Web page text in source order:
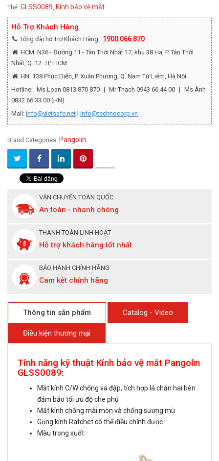
Thẻ: GLSS0089, Kính bảo vệ mắt
Hỗ Trợ Khách Hàng
Tổng đài hỗ Trợ Khách Hàng : 1900 066 870
HCM: N36 - Đường 11 - Tân Thới Nhất 17, khu 38 Ha, P. Tân Thới
Nhất, Q. 12. TP. HCM
HN: 138 Phúc Diễn, P. Xuân Phương, Q. Nam Từ Liêm, Hà Nội
Hotline: Ms Loan 0813 870 870 | Mr Thạch 0943 66 44 00 | Ms Ánh
0832 66 33 00 (HN)
Mail: info@vietsafe.net | info@technocorp.vn
Brand Categories: Pangolin
VẬN CHUYỂN TOÀN QUỐC
An toàn - nhanh chóng
THANH TOÁN LINH HOẠT
Hỗ trợ khách hàng tốt nhất
BẢO HÀNH CHÍNH HÃNG
Cam kết chính hãng
Thông tin sản phẩm Catalog - Video
Điều kiện thương mại
Tính năng kỹ thuật Kính bảo vệ mắt Pangolin
GLSS0089:
Mắt kính C/W chống va đập, tích hợp lá chắn hai bên
đảm bảo tối ưu độ che phủ
Mắt kính chống mài mòn và chống sương mù
Gọng kính Ratchet có thể điều chỉnh được
Màu trong suốt